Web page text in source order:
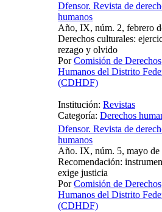
Dfensor. Revista de
humanos
Año, IX, núm. 2, febrero
Derechos culturales:
rezago y olvido
PorComisión de Derechos
Humanos del Distrito
(CDHDF)
Institución: Revistas
Categoría: Derechos
Dfensor. Revista de
humanos
Año. IX, núm. 5, mayo de
Recomendación:
exige justicia
PorComisión de Derechos
Humanos del Distrito
(CDHDF)